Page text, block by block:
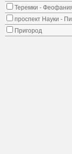
Теремки -
проспект Науки -
Пригород